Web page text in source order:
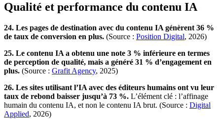
Qualité et performance du contenu IA
24. Les pages de destination avec du contenu IA génèrent 36 %
de taux de conversion en plus. (Source : Position Digital, 2026)
25. Le contenu IA a obtenu une note 3 % inférieure en termes
de perception de qualité, mais a généré 31 % d’engagement en
plus. (Source : Grafit Agency, 2025)
26. Les sites utilisant l’IA avec des éditeurs humains ont vu leur
taux de rebond baisser jusqu’à 73 %. L’élément clé : l’affinage
humain du contenu IA, et non le contenu IA brut. (Source : Digital
Applied, 2026)